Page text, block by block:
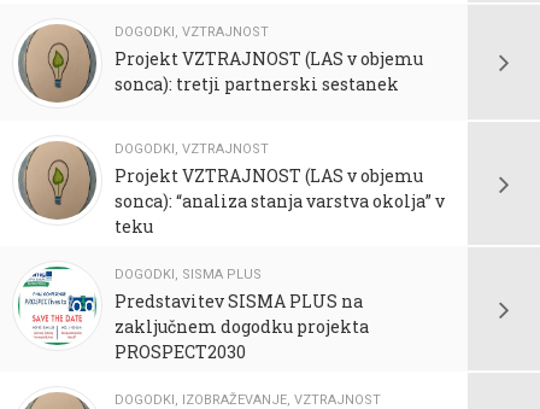
DOGODKI, VZTRAJNOST
Projekt VZTRAJNOST (LAS v objemu
sonca): tretji partnerski sestanek
DOGODKI, VZTRAJNOST
Projekt VZTRAJNOST (LAS v objemu
sonca): “analiza stanja varstva okolja” v
teku
DOGODKI, SISMA PLUS
Predstavitev SISMA PLUS na
zaključnem dogodku projekta
PROSPECT2030
DOGODKI, IZOBRAŽEVANJE, VZTRAJNOST